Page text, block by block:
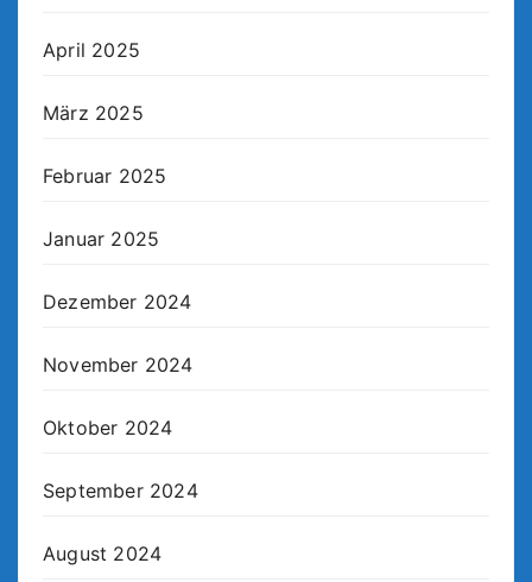
April 2025
März 2025
Februar 2025
Januar 2025
Dezember 2024
November 2024
Oktober 2024
September 2024
August 2024